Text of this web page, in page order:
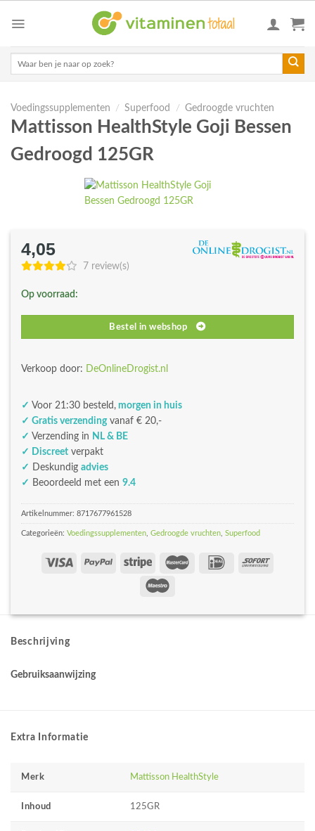
Voedingssupplementen / Superfood / Gedroogde vruchten
Mattisson HealthStyle Goji Bessen
Gedroogd 125GR
4,05
7 review(s)
Op voorraad:
Bestel in webshop
Verkoop door: DeOnlineDrogist.nl
✓ Voor 21:30 besteld, morgen in huis
✓ Gratis verzendingvanaf € 20,-
✓ Verzending in NL & BE
✓ Discreet verpakt
✓
Deskundig advies
✓ Beoordeeld met een 9.4
Artikelnummer: 8717677961528
Categorieën: Voedingssupplementen Gedroogde vruchten Superfood
Beschrijving
Gebruiksaanwijzing
Extra Informatie
Merk Mattisson HealthStyle
Inhoud 125GR